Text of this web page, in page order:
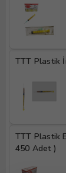
TTT Plastik
TTT Plastik
450 Adet )